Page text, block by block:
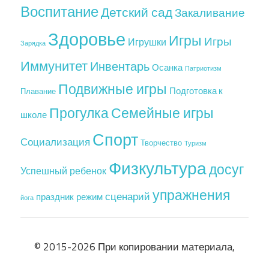
ВоспитаниеДетский садЗакаливание
Зарядка Здоровье Игрушки Игры Игры
ИммунитетИнвентарьОсанка Патриотизм
Плавание Подвижные игры Подготовка к
школе ПрогулкаСемейные игры
Социализация Спорт Творчество Туризм
Успешный ребенок Физкультурадосуг
йога праздник режимсценарийупражнения
© 2015-2026 При копировании материала,